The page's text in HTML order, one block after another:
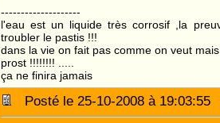
--------------------
l'eau est un liquide très corrosif ,la
troubler le pastis !!!
dans la vie on fait pas comme on veut
prost !!!!!!!! .....
ça ne finira jamais
Posté le 25-10-2008 à